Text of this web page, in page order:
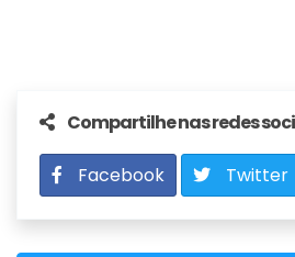
Compartilhe nas redes
Facebook Twitter